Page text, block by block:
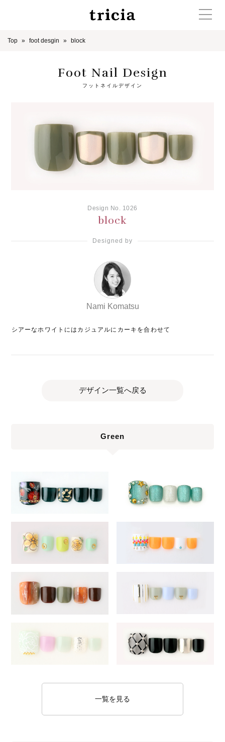
Top foot desgin block
Foot Nail Design
フットネイルデザイン
Design No. 1026
block
Designed by
Nami Komatsu
シアーなホワイトにはカジュアルにカーキを合わせて
デザイン一覧へ戻る
Green
一覧を見る